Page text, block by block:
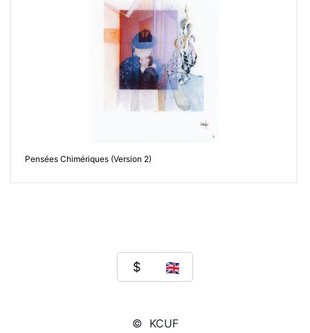
Pensées Chimériques (Version 2)
© KCUF